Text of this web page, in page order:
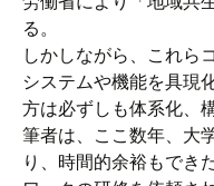
る。
しかしながら、これら
システムや機能を具現
方は必ずしも体系化、
筆者は、ここ数年、大
り、時間的余裕もでき